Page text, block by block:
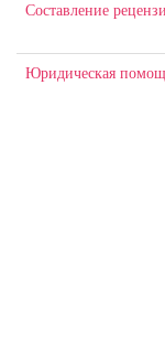
Составление
Юридическая